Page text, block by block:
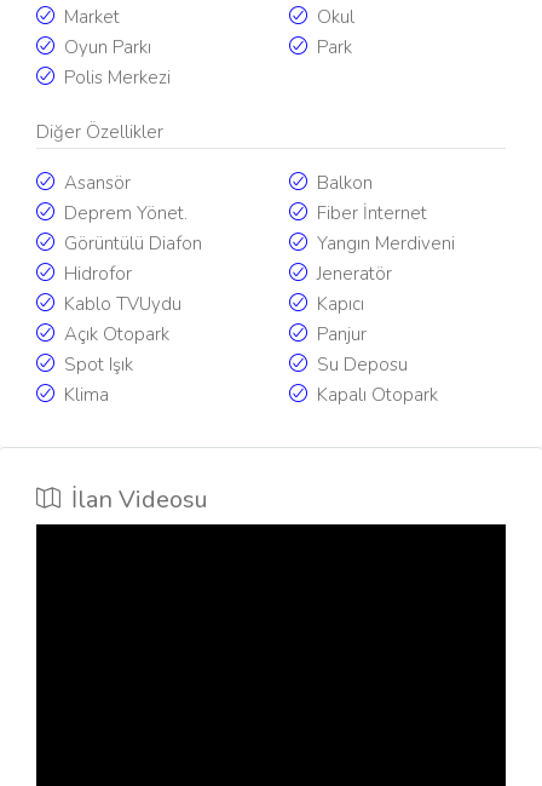
Market
Okul
Oyun Parkı
Park
Polis Merkezi
Diğer Özellikler
Asansör
Balkon
Deprem Yönet.
Fiber İnternet
Görüntülü Diafon
Yangın Merdiveni
Hidrofor
Jeneratör
Kablo TVUydu
Kapıcı
Açık Otopark
Panjur
Spot Işık
Su Deposu
Klima
Kapalı Otopark
İlan Videosu